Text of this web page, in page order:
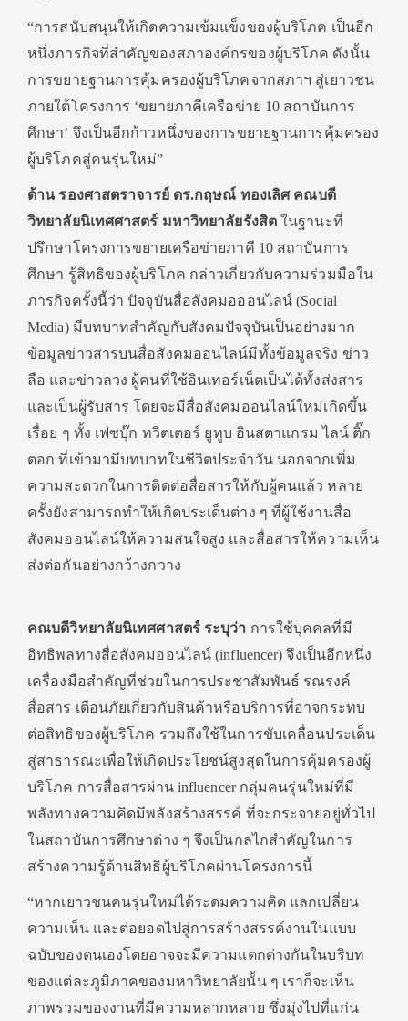
“การสนับสนุนให้เกิดความเข้มแข็งของผู้บริโภค เป็นอีก
หนึ่งภารกิจที่สำคัญของสภาองค์กรของผู้บริโภค ดังนั้น
การขยายฐานการคุ้มครองผู้บริโภคจากสภาฯ สู่เยาวชน
ภายใต้โครงการ ‘ขยายภาคีเครือข่าย 10 สถาบันการ
ศึกษา’ จึงเป็นอีกก้าวหนึ่งของการขยายฐานการคุ้มครอง
ผู้บริโภคสู่คนรุ่นใหม่”
ด้าน รองศาสตราจารย์ ดร.กฤษณ์ ทองเลิศ คณบดี
วิทยาลัยนิเทศศาสตร์ มหาวิทยาลัยรังสิตในฐานะที่
ปรึกษาโครงการขยายเครือข่ายภาคี 10 สถาบันการ
ศึกษา รู้สิทธิของผู้บริโภค กล่าวเกี่ยวกับความร่วมมือใน
ภารกิจครั้งนี้ว่า ปัจจุบันสื่อสังคมอออนไลน์ (Social
Media) มีบทบาทสำคัญกับสังคมปัจจุบันเป็นอย่างมาก
ข้อมูลข่าวสารบนสื่อสังคมออนไลน์มีทั้งข้อมูลจริง ข่าว
ลือ และข่าวลวง ผู้คนที่ใช้อินเทอร์เน็ตเป็นได้ทั้งส่งสาร
และเป็นผู้รับสาร โดยจะมีสื่อสังคมออนไลน์ใหม่เกิดขึ้น
เรื่อย ๆ ทั้ง เฟซบุ๊ก ทวิตเตอร์ ยูทูบ อินสตาแกรม ไลน์ ติ๊ก
ตอก ที่เข้ามามีบทบาทในชีวิตประจำวัน นอกจากเพิ่ม
ความสะดวกในการติดต่อสื่อสารให้กับผู้คนแล้ว หลาย
ครั้งยังสามารถทำให้เกิดประเด็นต่าง ๆ ที่ผู้ใช้งานสื่อ
สังคมออนไลน์ให้ความสนใจสูง และสื่อสารให้ความเห็น
ส่งต่อกันอย่างกว้างกวาง
คณบดีวิทยาลัยนิเทศศาสตร์ ระบุว่า การใช้บุคคลที่มี
อิทธิพลทางสื่อสังคมออนไลน์ (influencer) จึงเป็นอีกหนึ่ง
เครื่องมือสำคัญที่ช่วยในการประชาสัมพันธ์ รณรงค์
สื่อสาร เตือนภัยเกี่ยวกับสินค้าหรือบริการที่อาจกระทบ
ต่อสิทธิของผู้บริโภค รวมถึงใช้ในการขับเคลื่อนประเด็น
สู่สาธารณะเพื่อให้เกิดประโยชน์สูงสุดในการคุ้มครองผู้
บริโภค การสื่อสารผ่าน influencer กลุ่มคนรุ่นใหม่ที่มี
พลังทางความคิดมีพลังสร้างสรรค์ ที่จะกระจายอยู่ทั่วไป
ในสถาบันการศึกษาต่าง ๆ จึงเป็นกลไกสำคัญในการ
สร้างความรู้ด้านสิทธิผู้บริโภคผ่านโครงการนี้
“หากเยาวชนคนรุ่นใหม่ได้ระดมความคิด แลกเปลี่ยน
ความเห็น และต่อยอดไปสู่การสร้างสรรค์งานในแบบ
ฉบับของตนเองโดยอาจจะมีความแตกต่างกันในบริบท
ของแต่ละภูมิภาคของมหาวิทยาลัยนั้น ๆ เราก็จะเห็น
ภาพรวมของงานที่มีความหลากหลาย ซึ่งมุ่งไปที่แก่น